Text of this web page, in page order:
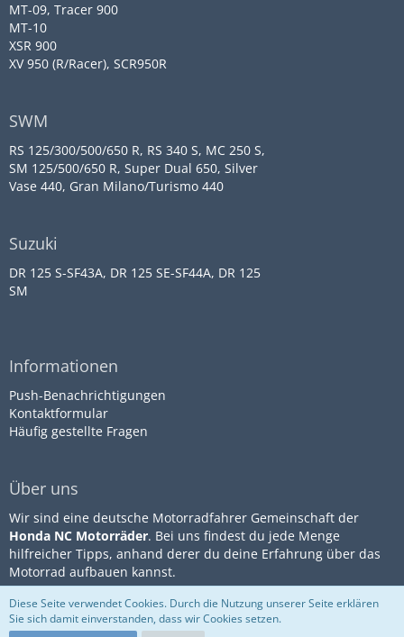
MT-09, Tracer 900
MT-10
XSR 900
XV 950 (R/Racer), SCR950R
SWM
RS 125/300/500/650 R, RS 340 S, MC 250 S,
SM 125/500/650 R, Super Dual 650, Silver
Vase 440, Gran Milano/Turismo 440
Suzuki
DR 125 S-SF43A, DR 125 SE-SF44A, DR 125
SM
Informationen
Push-Benachrichtigungen
Kontaktformular
Häufig gestellte Fragen
Über uns
Wir sind eine deutsche Motorradfahrer Gemeinschaft der
Honda NC Motorräder. Bei uns findest du jede Menge
hilfreicher Tipps, anhand derer du deine Erfahrung über das
Motorrad aufbauen kannst.
Community-Software:WoltLab
Impressum
Diese Seite verwendet Cookies. Durch die Nutzung unserer Seite erklären
Sie sich damit einverstanden, dass wir Cookies setzen.